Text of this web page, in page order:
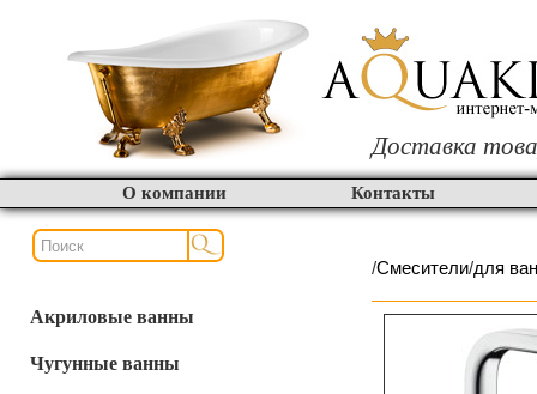
Доставка
О компании Контакты
Акриловые ванны
Чугунные ванны
/Смесители/для